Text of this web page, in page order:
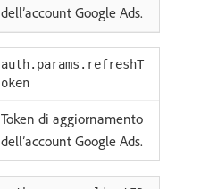
dell’account Google Ads.
auth.params.refreshT
oken
Token di aggiornamento
dell’account Google Ads.